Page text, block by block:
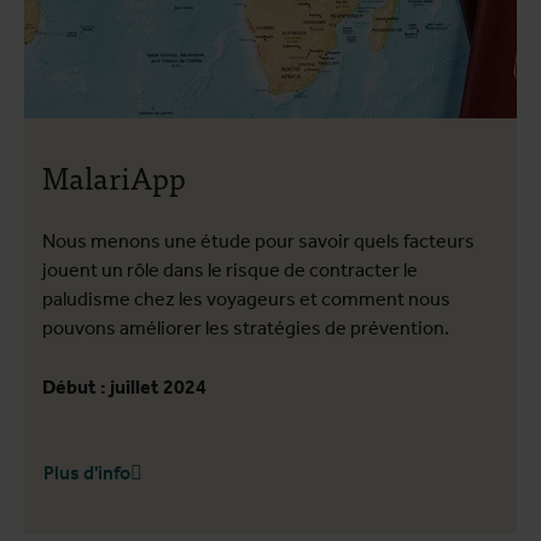
MalariApp
Nous menons une étude pour savoir quels facteurs
jouent un rôle dans le risque de contracter le
paludisme chez les voyageurs et comment nous
pouvons améliorer les stratégies de prévention.
Début : juillet 2024
Plus d'info